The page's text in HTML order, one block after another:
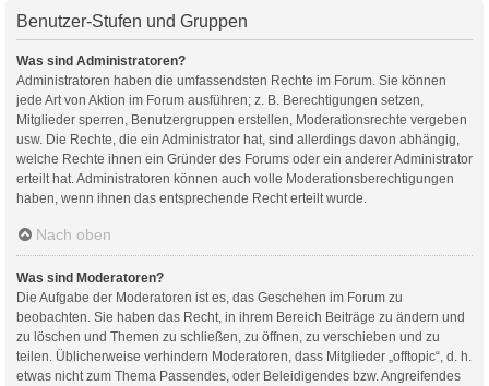
Benutzer-Stufen und Gruppen
Was sind Administratoren?
Administratoren haben die umfassendsten Rechte im Forum. Sie können
jede Art von Aktion im Forum ausführen; z. B. Berechtigungen setzen,
Mitglieder sperren, Benutzergruppen erstellen, Moderationsrechte vergeben
usw. Die Rechte, die ein Administrator hat, sind allerdings davon abhängig,
welche Rechte ihnen ein Gründer des Forums oder ein anderer Administrator
erteilt hat. Administratoren können auch volle Moderationsberechtigungen
haben, wenn ihnen das entsprechende Recht erteilt wurde.
Nach oben
Was sind Moderatoren?
Die Aufgabe der Moderatoren ist es, das Geschehen im Forum zu
beobachten. Sie haben das Recht, in ihrem Bereich Beiträge zu ändern und
zu löschen und Themen zu schließen, zu öffnen, zu verschieben und zu
teilen. Üblicherweise verhindern Moderatoren, dass Mitglieder „offtopic“, d. h.
etwas nicht zum Thema Passendes, oder Beleidigendes bzw. Angreifendes